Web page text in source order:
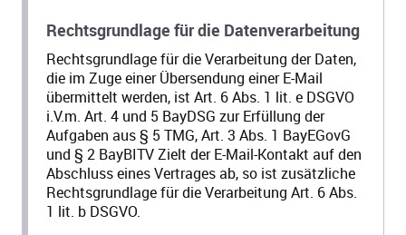
Rechtsgrundlage für die Datenverarbeitung
Rechtsgrundlage für die Verarbeitung der Daten,
die im Zuge einer Übersendung einer E-Mail
übermittelt werden, ist Art. 6 Abs. 1 lit. e DSGVO
i.V.m. Art. 4 und 5 BayDSG zur Erfüllung der
Aufgaben aus § 5 TMG, Art. 3 Abs. 1 BayEGovG
und § 2 BayBITV Zielt der E-Mail-Kontakt auf den
Abschluss eines Vertrages ab, so ist zusätzliche
Rechtsgrundlage für die Verarbeitung Art. 6 Abs.
1 lit. b DSGVO.